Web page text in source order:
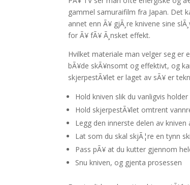
gammel samuraifilm fra Japan. Det
annet enn Ã¥ gjÃ¸re knivene sine
for Ã¥ fÃ¥ Ã¸nsket effekt.
Hvilket materiale man velger seg er
bÃ¥de skÃ¥nsomt og effektivt, og
skjerpestÃ¥let er laget av sÃ¥ er
Hold kniven slik du vanligvis holder
Hold skjerpestÃ¥let omtrent
Legg den innerste delen av
Lat som du skal skjÃ¦re en tynn
Pass pÃ¥ at du kutter gjennom
Snu kniven, og gjenta prosessen